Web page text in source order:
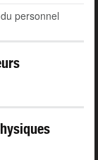
personnel